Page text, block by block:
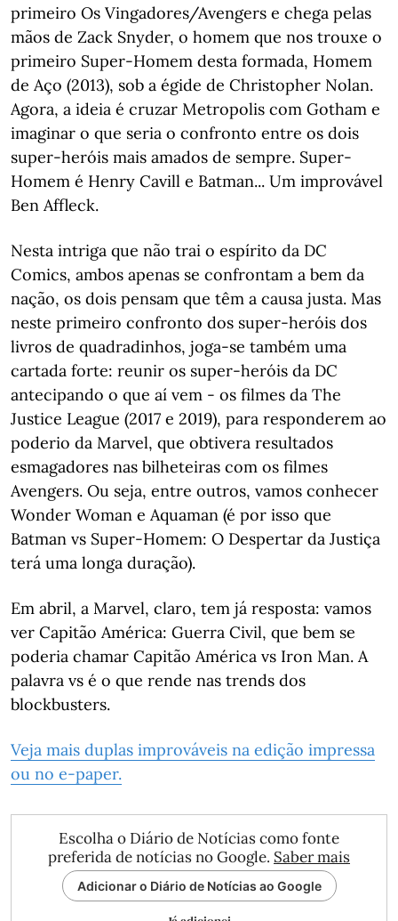
primeiro Os Vingadores/Avengers e chega pelas
mãos de Zack Snyder, o homem que nos trouxe o
primeiro Super-Homem desta formada, Homem
de Aço (2013), sob a égide de Christopher Nolan.
Agora, a ideia é cruzar Metropolis com Gotham e
imaginar o que seria o confronto entre os dois
super-heróis mais amados de sempre. Super-
Homem é Henry Cavill e Batman... Um improvável
Ben Affleck.
Nesta intriga que não trai o espírito da DC
Comics, ambos apenas se confrontam a bem da
nação, os dois pensam que têm a causa justa. Mas
neste primeiro confronto dos super-heróis dos
livros de quadradinhos, joga-se também uma
cartada forte: reunir os super-heróis da DC
antecipando o que aí vem - os filmes da The
Justice League (2017 e 2019), para responderem ao
poderio da Marvel, que obtivera resultados
esmagadores nas bilheteiras com os filmes
Avengers. Ou seja, entre outros, vamos conhecer
Wonder Woman e Aquaman (é por isso que
Batman vs Super-Homem: O Despertar da Justiça
terá uma longa duração).
Em abril, a Marvel, claro, tem já resposta: vamos
ver Capitão América: Guerra Civil, que bem se
poderia chamar Capitão América vs Iron Man. A
palavra vs é o que rende nas trends dos
blockbusters.
Veja mais duplas improváveis na edição impressa
ou no e-paper.
Escolha o Diário de Notícias como fonte
preferida de notícias no Google. Saber mais
Adicionar o Diário de Notícias ao Google